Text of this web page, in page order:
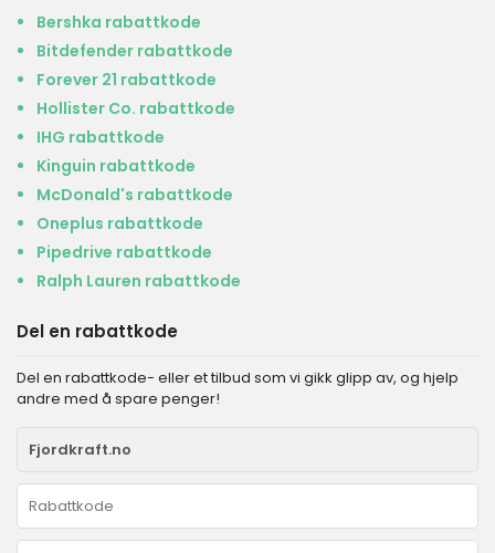
Bershka rabattkode
Bitdefender rabattkode
Forever 21 rabattkode
Hollister Co. rabattkode
IHG rabattkode
Kinguin rabattkode
McDonald's rabattkode
Oneplus rabattkode
Pipedrive rabattkode
Ralph Lauren rabattkode
Del en rabattkode
Del en rabattkode- eller et tilbud som vi gikk glipp av, og hjelp
andre med å spare penger!